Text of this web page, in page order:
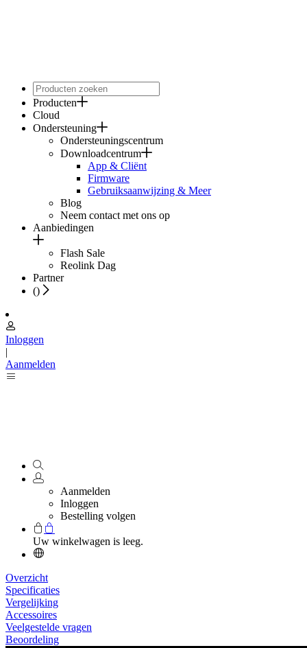
Producten
Cloud
Ondersteuning
Ondersteuningscentrum
Downloadcentrum
App & Cliënt
Firmware
Gebruiksaanwijzing & Meer
Blog
Neem contact met ons op
Aanbiedingen
Flash Sale
Reolink Dag
Partner
()
Inloggen
|
Aanmelden
Aanmelden
Inloggen
Bestelling volgen
Uw winkelwagen is leeg.
Overzicht
Specificaties
Vergelijking
Accessoires
Veelgestelde vragen
Beoordeling